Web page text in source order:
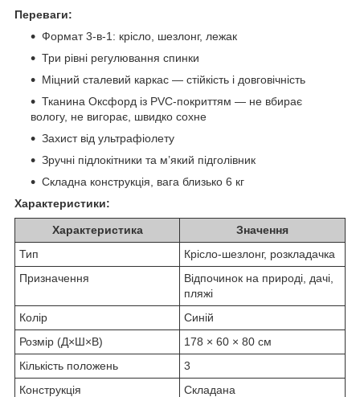
Переваги:
Формат 3-в-1: крісло, шезлонг, лежак
Три рівні регулювання спинки
Міцний сталевий каркас — стійкість і довговічність
Тканина Оксфорд із PVC-покриттям — не вбирає
вологу, не вигорає, швидко сохне
Захист від ультрафіолету
Зручні підлокітники та м’який підголівник
Складна конструкція, вага близько 6 кг
Характеристики:
Характеристика
Значення
Тип
Крісло-шезлонг, розкладачка
Призначення
Відпочинок на природі, дачі,
пляжі
Колір
Синій
Розмір (Д×Ш×В)
178 × 60 × 80 см
Кількість положень
3
Конструкція
Складана